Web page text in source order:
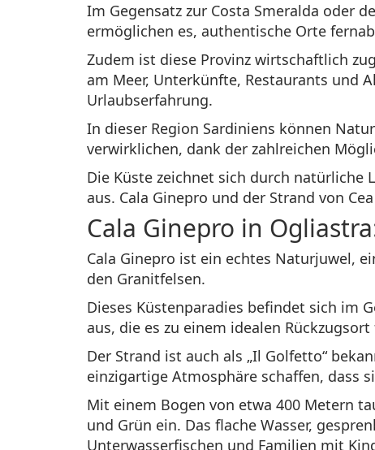
Im Gegensatz zur Costa Smeralda oder
ermöglichen es, authentische Orte
Zudem ist diese Provinz wirtschaftlich
am Meer, Unterkünfte, Restaurants und
Urlaubserfahrung.
In dieser Region Sardiniens können
verwirklichen, dank der zahlreichen
Die Küste zeichnet sich durch
aus. Cala Ginepro und der Strand von
Cala Ginepro in
Cala Ginepro ist ein echtes Naturjuwel,
den Granitfelsen.
Dieses Küstenparadies befindet sich im
aus, die es zu einem idealen
Der Strand ist auch als „Il Golfetto“
einzigartige Atmosphäre schaffen, dass
Mit einem Bogen von etwa 400 Metern
und Grün ein. Das flache Wasser,
Unterwasserfischen und Familien mit